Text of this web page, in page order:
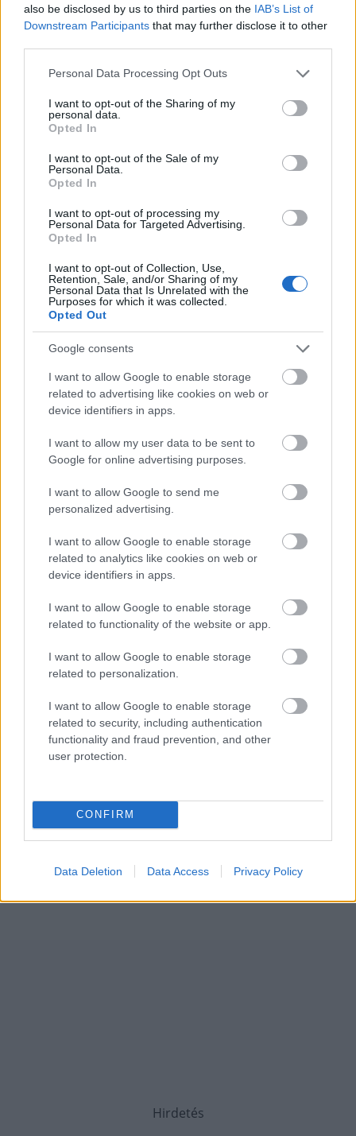
also be disclosed by us to third parties on the IAB’s List of
Downstream Participants that may further disclose it to other
Please note that this website/app uses one or more Google
not limited to your visit or usage behaviour. You may click to
grant or deny consent to Google and its third-party tags to
use your data for below specified purposes in below Google
consent section.
Personal Data Processing Opt Outs
I want to opt-out of the Sharing of my
personal data.
Opted In
I want to opt-out of the Sale of my
Personal Data.
Opted In
I want to opt-out of processing my
Personal Data for Targeted Advertising.
Opted In
I want to opt-out of Collection, Use,
Retention, Sale, and/or Sharing of my
Personal Data that Is Unrelated with the
Purposes for which it was collected.
Opted Out
Google consents
I want to allow Google to enable storage
related to advertising like cookies on web or
device identifiers in apps.
I want to allow my user data to be sent to
Google for online advertising purposes.
I want to allow Google to send me
personalized advertising.
I want to allow Google to enable storage
related to analytics like cookies on web or
device identifiers in apps.
I want to allow Google to enable storage
related to functionality of the website or app.
I want to allow Google to enable storage
related to personalization.
I want to allow Google to enable storage
related to security, including authentication
functionality and fraud prevention, and other
user protection.
CONFIRM
Data Deletion Data Access Privacy Policy
A vártnál sokkal jobb eredményeket közölt a
Mol
HÍREK 20 perce
Napfogyatkozás lázában ég Spanyolország:
dübörög a turizmus, meglódultak az árak
HÍREK 38 perce
Térképen, ahogy hajnalban elérte
Magyarország határát a hidegfront
HÍREK egy órája
Újabb menekültválságot készítenek elő -
miatt nyomoznak a spanyolok
NÉPSZERŰ
Hirdetés